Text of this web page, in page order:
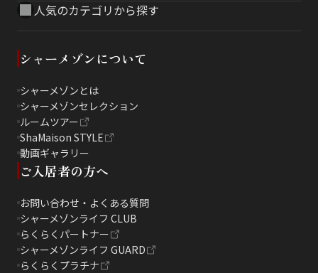
人気のカテゴリから探す
シャーメゾンについて
シャーメゾンとは
シャーメゾンセレクション
ルームツアー
ShaMaison STYLE
動画ギャラリー
ご入居者の方へ
お問い合わせ・よくある質問
シャーメゾンライフ CLUB
らくらくパートナー
シャーメゾンライフ GUARD
らくらくプラチナ